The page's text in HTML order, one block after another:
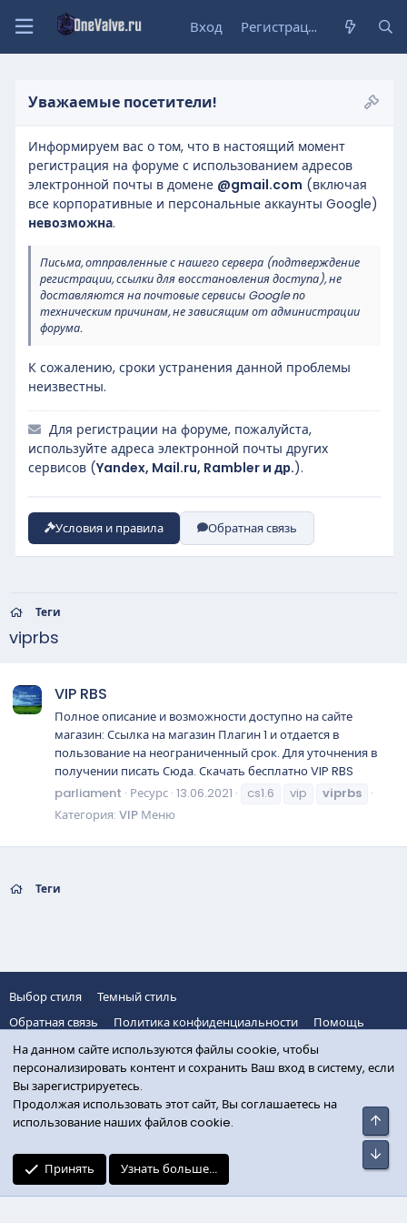
Вход Регистрация
Уважаемые посетители!
Информируем вас о том, что в настоящий момент
регистрация на форуме с использованием адресов
электронной почты в домене @gmail.com (включая
все корпоративные и персональные аккаунты Google)
невозможна.
Письма, отправленные с нашего сервера (подтверждение
регистрации, ссылки для восстановления доступа), не
доставляются на почтовые сервисы Google по
техническим причинам, не зависящим от администрации
форума.
К сожалению, сроки устранения данной проблемы
неизвестны.
Для регистрации на форуме, пожалуйста,
используйте адреса электронной почты других
сервисов (Yandex, Mail.ru, Rambler и др.).
Условия и правила Обратная связь
Теги
viprbs
VIP RBS
Полное описание и возможности доступно на сайте
магазин: Ссылка на магазин Плагин 1 и отдается в
пользование на неограниченный срок. Для уточнения в
получении писать Сюда. Скачать бесплатно VIP RBS
parliament Ресурс 13.06.2021 cs1.6 vip
viprbs
Категория: VIP Меню
Теги
Выбор стиля
Темный стиль
Обратная связь
Политика конфиденциальности
Помощь
Главная
VK
R
S
S
На данном сайте используются файлы cookie, чтобы
персонализировать контент и сохранить Ваш вход в систему, если
Вы зарегистрируетесь.
Продолжая использовать этот сайт, Вы соглашаетесь на
использование наших файлов cookie.
Принять Узнать больше...